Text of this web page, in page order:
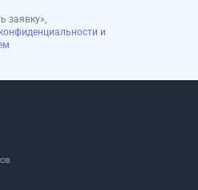
заявку»,
и